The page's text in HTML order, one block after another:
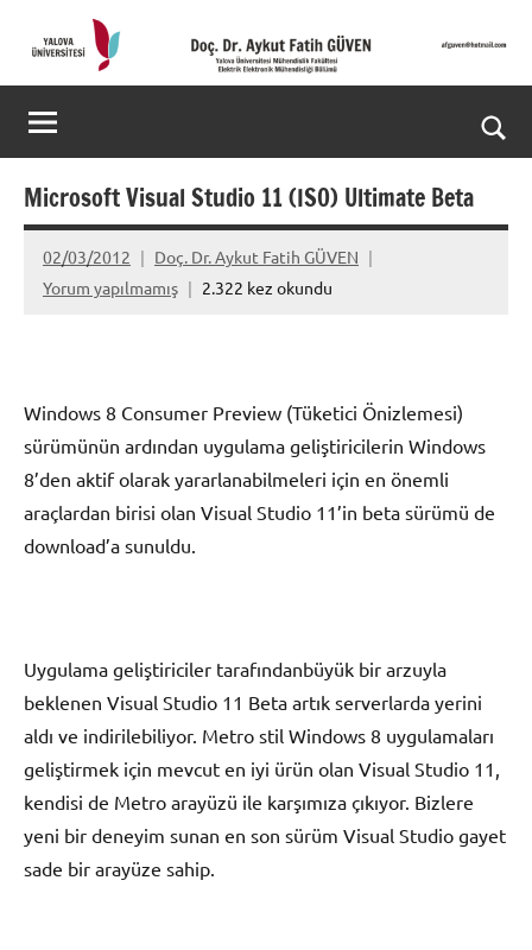
Doç.
Dr.
Aykut
Fatih
GÜVEN-
2%
scientists
2025
Web
Sitesi
aç/
Microsoft Visual Studio 11 (ISO) Ultimate Beta
02/03/2012
Doç. Dr. Aykut Fatih GÜVEN
Yorum yapılmamış
2.322 kez okundu
Windows 8 Consumer Preview (Tüketici Önizlemesi)
sürümünün ardından uygulama geliştiricilerin Windows
8’den aktif olarak yararlanabilmeleri için en önemli
araçlardan birisi olan Visual Studio 11’in beta sürümü de
download’a sunuldu.
Uygulama geliştiriciler tarafındanbüyük bir arzuyla
beklenen Visual Studio 11 Beta artık serverlarda yerini
aldı ve indirilebiliyor. Metro stil Windows 8 uygulamaları
geliştirmek için mevcut en iyi ürün olan Visual Studio 11,
kendisi de Metro arayüzü ile karşımıza çıkıyor. Bizlere
yeni bir deneyim sunan en son sürüm Visual Studio gayet
sade bir arayüze sahip.